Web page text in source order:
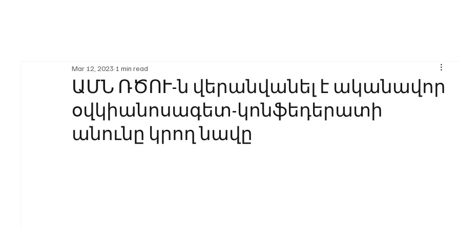
ԱՄՆ ՌԾՈՒ-ն վերանվանել է ականավոր
օվկիանոսագետ-կոնֆեդերատի
անունը կրող նավը
Mar 12, 2023 1 min read